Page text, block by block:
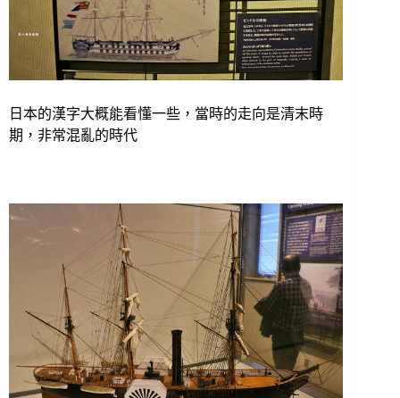
日本的漢字大概能看懂一些，當時的走向是清末時
期，非常混亂的時代